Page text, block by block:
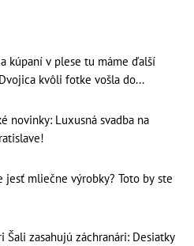
kúpaní v plese tu máme ďalší
kvôli fotke vošla do...
novinky: Luxusná svadba na
jesť mliečne výrobky? Toto by ste
Šali zasahujú záchranári: Desiatky